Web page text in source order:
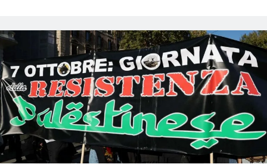
(forse)
cambia
tutto